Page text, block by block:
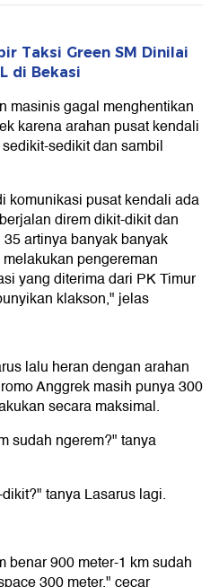
Taksi Green SM Dinilai
di Bekasi
masinis gagal menghentikan
karena arahan pusat kendali
sedikit dan sambil
komunikasi pusat kendali ada
direm dikit-dikit dan
artinya banyak banyak
pengereman
yang diterima dari PK Timur
klakson," jelas
lalu heran dengan arahan
Anggrek masih punya 300
secara maksimal.
sudah ngerem?" tanya
tanya Lasarus lagi.
900 meter-1 km sudah